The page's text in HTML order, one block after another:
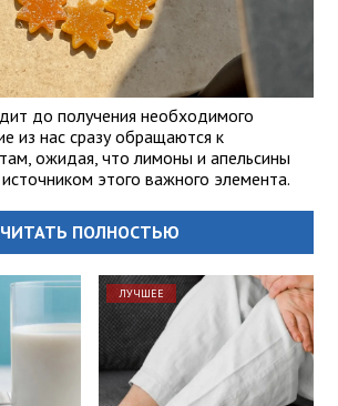
до получения необходимого
из нас сразу обращаются к
ожидая, что лимоны и апельсины
этого важного элемента.
ЧИТАТЬ ПОЛНОСТЬЮ
ЛУЧШЕЕ